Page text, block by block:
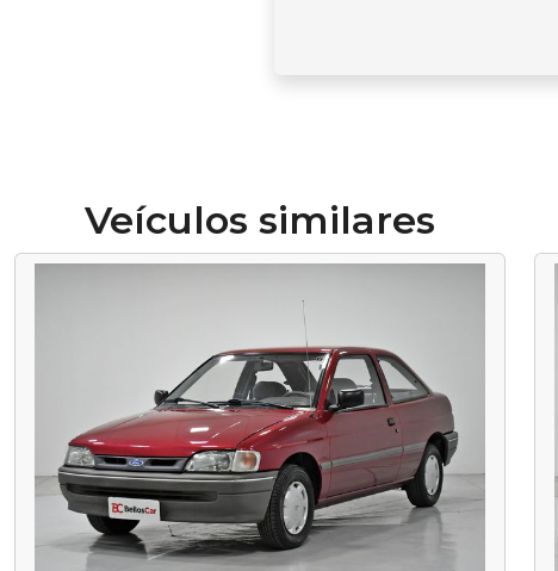
Veículos similares